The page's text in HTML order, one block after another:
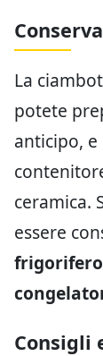
La
potete
anticipo,
ceramica.
essere
frigorifero
Consigli